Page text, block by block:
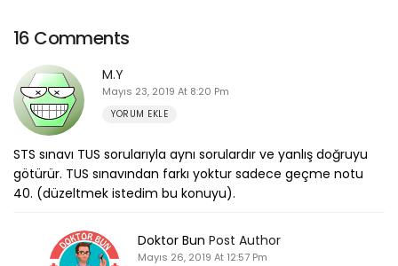
16 Comments
M.Y
Mayıs 23, 2019 At 8:20 Pm
YORUM EKLE
STS sınavı TUS sorularıyla aynı sorulardır ve yanlış doğruyu
götürür. TUS sınavından farkı yoktur sadece geçme notu
40. (düzeltmek istedim bu konuyu).
Doktor Bun Post Author
Mayıs 26, 2019 At 12:57 Pm